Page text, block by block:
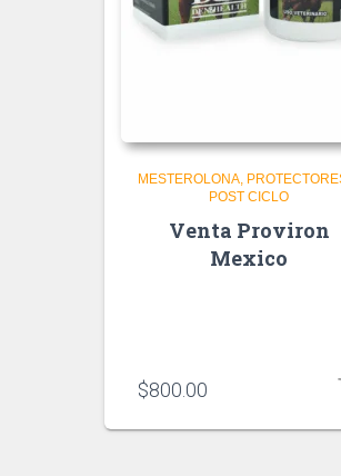
MESTEROLONA
POST CICLO
Venta Proviron
Mexico
$800.00